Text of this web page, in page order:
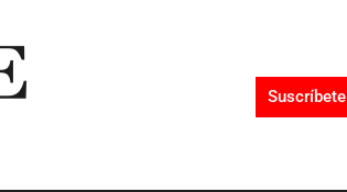
Suscríbete